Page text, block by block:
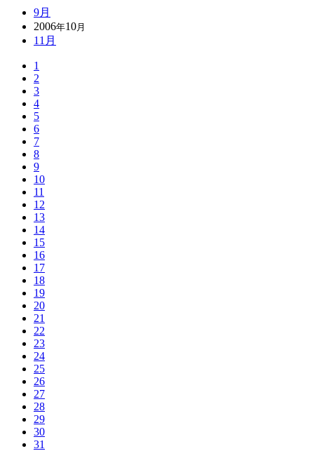
9月
2006年10 月
11月
1
2
3
4
5
6
7
8
9
10
11
12
13
14
15
16
17
18
19
20
21
22
23
24
25
26
27
28
29
30
31